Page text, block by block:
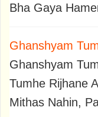
Bha Gaya
Ghanshyam
Ghanshyam
Tumhe Rijhane
Mithas Nahin,